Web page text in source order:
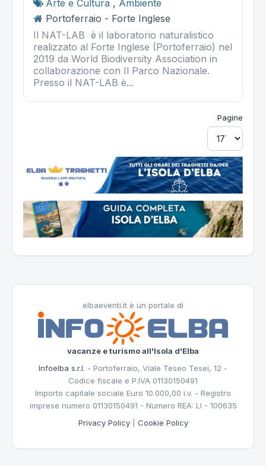
Arte e Cultura , Ambiente
Portoferraio - Forte Inglese
Il NAT-LAB è il laboratorio naturalistico
realizzato al Forte Inglese (Portoferraio) nel
2019 da World Biodiversity Association in
collaborazione con Il Parco Nazionale.
Presso il NAT-LAB è...
Pagine
elbaeventi.it è un portale di
vacanze e turismo all'Isola d'Elba
Infoelba s.r.l. - Portoferraio, Viale Teseo Tesei, 12 -
Codice fiscale e P.IVA 01130150491
Importo capitale sociale Euro 10.000,00 i.v. - Registro
imprese numero 01130150491 - Numero REA: LI - 100635
Privacy Policy| Cookie Policy